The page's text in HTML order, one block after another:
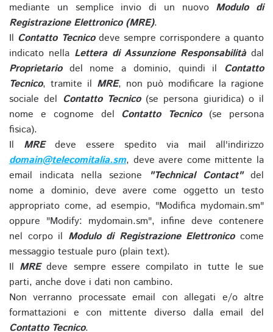
mediante un semplice invio di un nuovo Modulo di
Registrazione Elettronico (MRE).
Il Contatto Tecnicodeve sempre corrispondere a quanto
indicato nella Lettera di Assunzione Responsabilitàdal
Proprietariodel nome a dominio, quindi il Contatto
Tecnico, tramite il MRE, non può modificare la ragione
sociale del Contatto Tecnico(se persona giuridica) o il
nome e cognome del Contatto Tecnico(se persona
fisica).
Il MREdeve essere spedito via mail all'indirizzo
domain@telecomitalia.sm, deve avere come mittente la
email indicata nella sezione
"Technical Contact"del
nome a dominio, deve avere come oggetto un testo
appropriato come, ad esempio, "Modifica mydomain.sm"
oppure "Modify: mydomain.sm", infine deve contenere
nel corpo il Modulo di Registrazione Elettronicocome
messaggio testuale puro (plain text).
Il MREdeve sempre essere compilato in tutte le sue
parti, anche dove i dati non cambino.
Non verranno processate email con allegati e/o altre
formattazioni e con mittente diverso dalla email del
Contatto Tecnico.